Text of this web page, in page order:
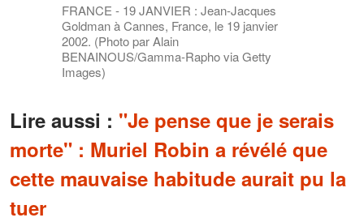
FRANCE - 19 JANVIER : Jean-Jacques
Goldman à Cannes, France, le 19 janvier
2002. (Photo par Alain
BENAINOUS/Gamma-Rapho via Getty
Images)
Lire aussi : "Je pense que je serais
morte" : Muriel Robin a révélé que
cette mauvaise habitude aurait pu la
tuer